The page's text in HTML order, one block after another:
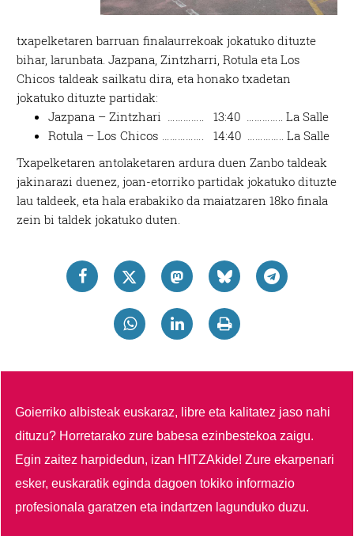
txapelketaren barruan finalaurrekoak jokatuko dituzte
bihar, larunbata. Jazpana, Zintzharri, Rotula eta Los
Chicos taldeak sailkatu dira, eta honako txadetan
jokatuko dituzte partidak:
Jazpana – Zintzhari ………….. 13:40 ………….. La Salle
Rotula – Los Chicos ……………. 14:40 ………….. La Salle
Txapelketaren antolaketaren ardura duen Zanbo taldeak
jakinarazi duenez, joan-etorriko partidak jokatuko dituzte
lau taldeek, eta hala erabakiko da maiatzaren 18ko finala
zein bi taldek jokatuko duten.
Goierriko albisteak euskaraz, libre eta kalitatez jaso nahi
dituzu? Horretarako zure babesa ezinbestekoa zaigu.
Egin zaitez harpidedun, izan HITZAkide!Zure ekarpenari
esker, euskaratik eginda dagoen tokiko informazio
profesionala garatzen eta indartzen lagunduko duzu.